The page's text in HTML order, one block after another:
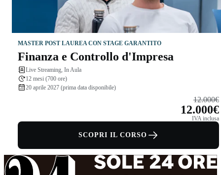
MASTER POST LAUREA CON STAGE GARANTITO
Finanza e Controllo d'Impresa
Live Streaming, In Aula
12 mesi (700 ore)
20 aprile 2027 (prima data disponibile)
12.000€
12.000€
IVA inclusa
SCOPRI IL CORSO